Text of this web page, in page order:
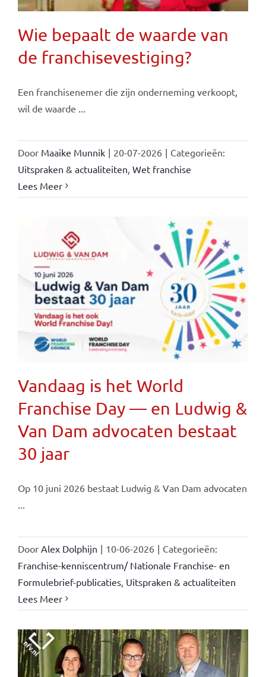
Wie bepaalt de waarde van
de franchisevestiging?
Een franchisenemer die zijn onderneming verkoopt,
wil de waarde ...
Door Maaike Munnik | 20-07-2026 | Categorieën:
Uitspraken & actualiteiten, Wet franchise
Lees Meer
Vandaag is het World
Franchise Day — en Ludwig &
Van Dam advocaten bestaat
30 jaar
Op 10 juni 2026 bestaat Ludwig & Van Dam advocaten
Door Alex Dolphijn | 10-06-2026 | Categorieën:
Franchise-kenniscentrum/ Nationale Franchise- en
Formulebrief-publicaties, Uitspraken & actualiteiten
Lees Meer